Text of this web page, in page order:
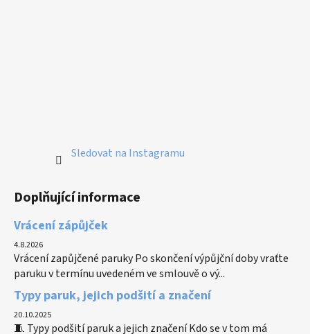
Sledovat na Instagramu
Doplňující informace
Vrácení zápůjček
4.8.2026
Vrácení zapůjčené paruky Po skončení výpůjční doby vraťte
paruku v termínu uvedeném ve smlouvě o vý...
Typy paruk, jejich podšití a značení
20.10.2025
🧵 Typy podšití paruk a jejich značení Kdo se v tom má